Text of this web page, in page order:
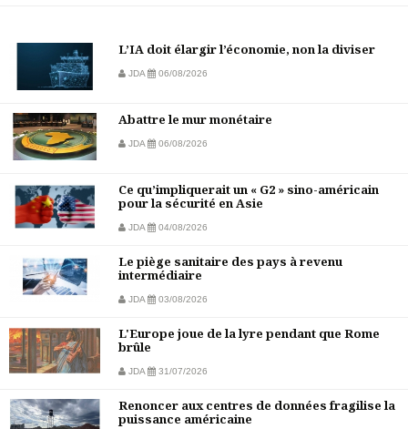
L’IA doit élargir l’économie, non la diviser
JDA 06/08/2026
Abattre le mur monétaire
JDA 06/08/2026
Ce qu’impliquerait un « G2 » sino-américain
pour la sécurité en Asie
JDA 04/08/2026
Le piège sanitaire des pays à revenu
intermédiaire
JDA 03/08/2026
L'Europe joue de la lyre pendant que Rome
brûle
JDA 31/07/2026
Renoncer aux centres de données fragilise la
puissance américaine